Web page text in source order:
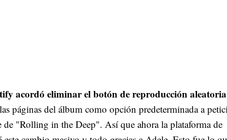
acordó eliminar el botón de reproducción aleatoria
páginas del álbum como opción predeterminada a
de "Rolling in the Deep". Así que ahora la plataforma de